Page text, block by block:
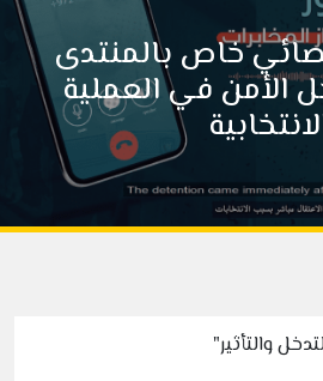
خاص بالمنتدى
الأمن في العملية
والتأثير"